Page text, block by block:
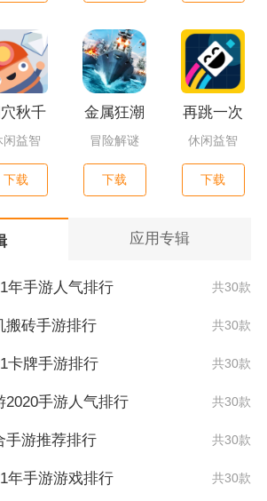
秋千
闲益智
下载
金属狂潮
冒险解谜
下载
再跳一次
休闲益智
下载
应用专辑
年手游人气排行 共30款
搬砖手游排行 共30款
卡牌手游排行 共30款
2020手游人气排行 共30款
手游推荐排行 共30款
年手游游戏排行 共30款